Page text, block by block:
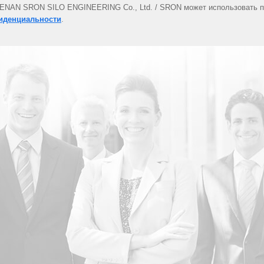
SRON SILO ENGINEERING Co., Ltd. / SRON может
.